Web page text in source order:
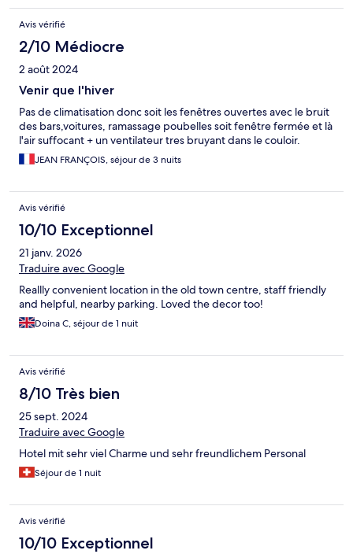
Avis vérifié
2/10 Médiocre
2 août 2024
Venir que l'hiver
Pas de climatisation donc soit les fenêtres ouvertes avec le bruit
des bars,voitures, ramassage poubelles soit fenêtre fermée et là
l'air suffocant + un ventilateur tres bruyant dans le couloir.
JEAN FRANÇOIS, séjour de 3 nuits
Avis vérifié
10/10 Exceptionnel
21 janv. 2026
Traduire avec Google
Reallly convenient location in the old town centre, staff friendly
and helpful, nearby parking. Loved the decor too!
Doina C, séjour de 1 nuit
Avis vérifié
8/10 Très bien
25 sept. 2024
Traduire avec Google
Hotel mit sehr viel Charme und sehr freundlichem Personal
Séjour de 1 nuit
Avis vérifié
10/10 Exceptionnel